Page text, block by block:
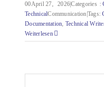
00April 27, 2026|Categories :
TechnicalCommunication|Tags:
Documentation, Technical
Weiterlesen